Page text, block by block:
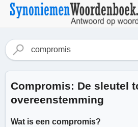
Compromis: De sleutel
overeenstemming
Wat is een compromis?